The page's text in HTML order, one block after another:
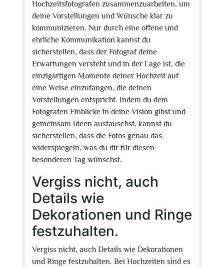
Hochzeitsfotografen zusammenzuarbeiten, um
deine Vorstellungen und Wünsche klar zu
kommunizieren. Nur durch eine offene und
ehrliche Kommunikation kannst du
sicherstellen, dass der Fotograf deine
Erwartungen versteht und in der Lage ist, die
einzigartigen Momente deiner Hochzeit auf
eine Weise einzufangen, die deinen
Vorstellungen entspricht. Indem du dem
Fotografen Einblicke in deine Vision gibst und
gemeinsam Ideen austauschst, kannst du
sicherstellen, dass die Fotos genau das
widerspiegeln, was du dir für diesen
besonderen Tag wünschst.
Vergiss nicht, auch
Details wie
Dekorationen und Ringe
festzuhalten.
Vergiss nicht, auch Details wie Dekorationen
und Ringe festzuhalten. Bei Hochzeiten sind es